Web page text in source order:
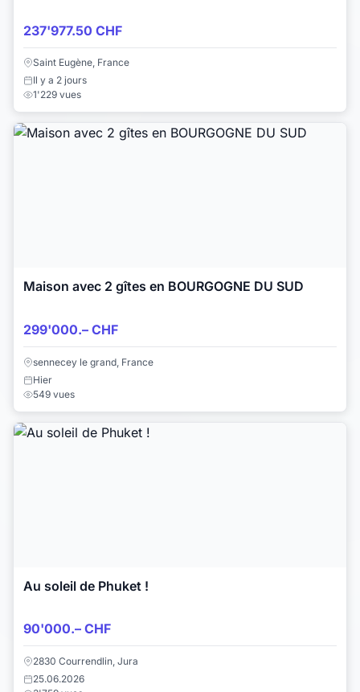
237'977.50 CHF
Saint Eugène, France
Il y a 2 jours
1'229 vues
Maison avec 2 gîtes en BOURGOGNE DU SUD
299'000.– CHF
sennecey le grand, France
Hier
549 vues
Au soleil de Phuket !
90'000.– CHF
2830 Courrendlin, Jura
25.06.2026